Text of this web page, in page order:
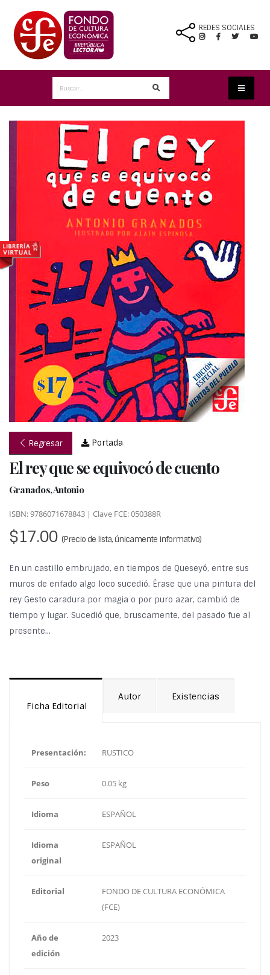
REDES SOCIALES
Regresar Portada
El rey que se equivocó de cuento
Granados, Antonio
ISBN: 9786071678843 | Clave FCE: 050388R
$17.00 (Precio de lista, únicamente informativo)
En un castillo embrujado, en tiempos de Queseyó, entre sus
muros de enfado algo loco sucedió. Érase que una pintura del
rey Gesto caradura por magia o por puro azar, cambió de
tiempo y lugar. Sucedió que, bruscamente, del pasado fue al
presente...
Ficha Editorial
Autor Existencias
Presentación: RUSTICO
Peso 0.05 kg
Idioma ESPAÑOL
Idioma
original
ESPAÑOL
Editorial
FONDO DE CULTURA ECONÓMICA
(FCE)
Año de
edición
2023